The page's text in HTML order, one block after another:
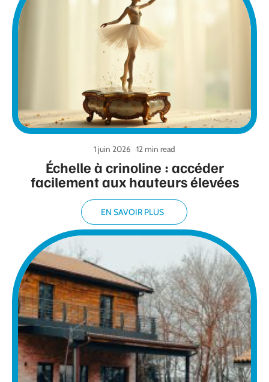
Échelle à crinoline : accéder
facilement aux hauteurs élevées
1 juin 2026 12 min read
EN SAVOIR PLUS